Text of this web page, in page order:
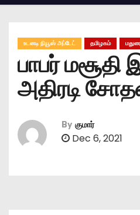
உடனடி நியூஸ் அப்டேட் தமிழகம்
பாபர் மசூதி
அதிரடி
By குமார்
Dec 6, 2021